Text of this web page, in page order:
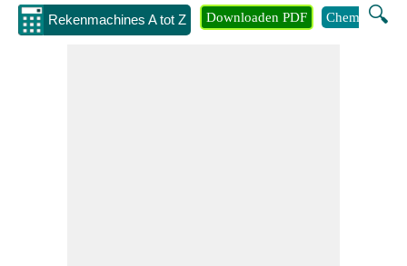
Rekenmachines A tot Z 🔍
Downloaden PDF Chemie